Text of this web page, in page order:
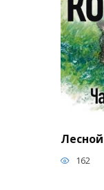
162